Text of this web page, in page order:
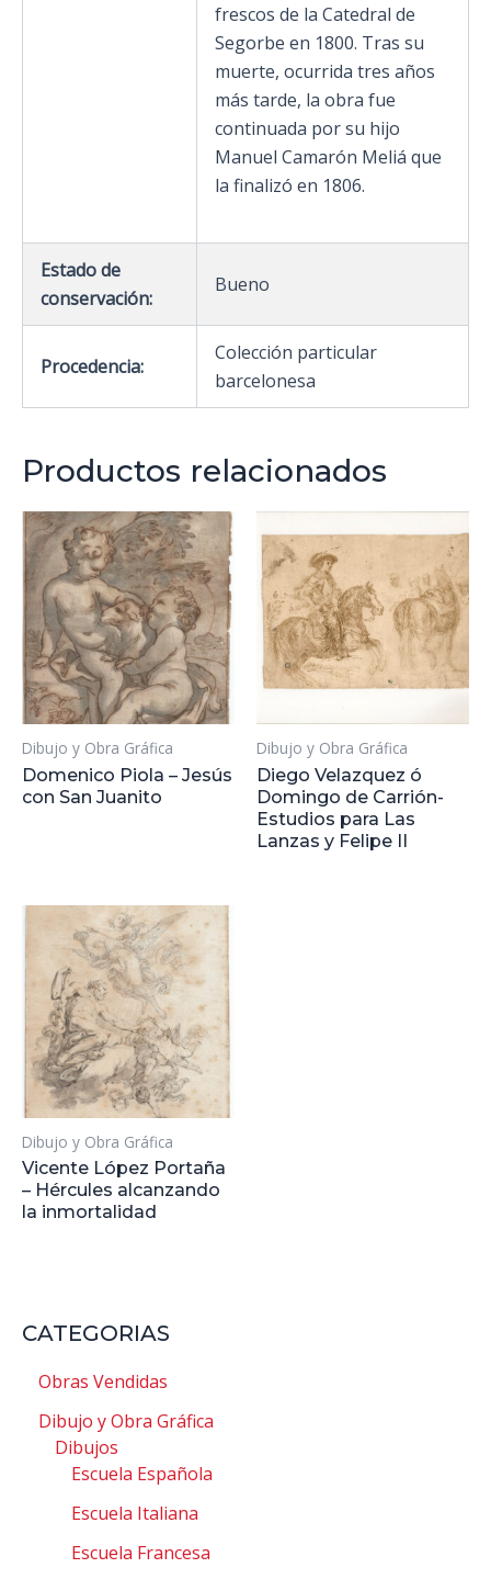
frescos de la Catedral de
Segorbe en 1800. Tras su
muerte, ocurrida tres años
más tarde, la obra fue
continuada por su hijo
Manuel Camarón Meliá que
la finalizó en 1806.
Estado de
conservación:
Bueno
Procedencia:
Colección particular
barcelonesa
Productos relacionados
Dibujo y Obra Gráfica
Domenico Piola – Jesús
con San Juanito
Dibujo y Obra Gráfica
Diego Velazquez ó
Domingo de Carrión-
Estudios para Las
Lanzas y Felipe II
Dibujo y Obra Gráfica
Vicente López Portaña
– Hércules alcanzando
la inmortalidad
CATEGORIAS
Obras Vendidas
Dibujo y Obra Gráfica
Dibujos
Escuela Española
Escuela Italiana
Escuela Francesa